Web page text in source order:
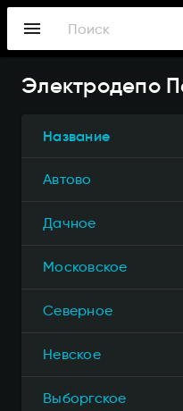
Перейти
основному
содержанию
menu
Электродепо
Название
Автово
Дачное
Московское
Северное
Невское
Выборгское